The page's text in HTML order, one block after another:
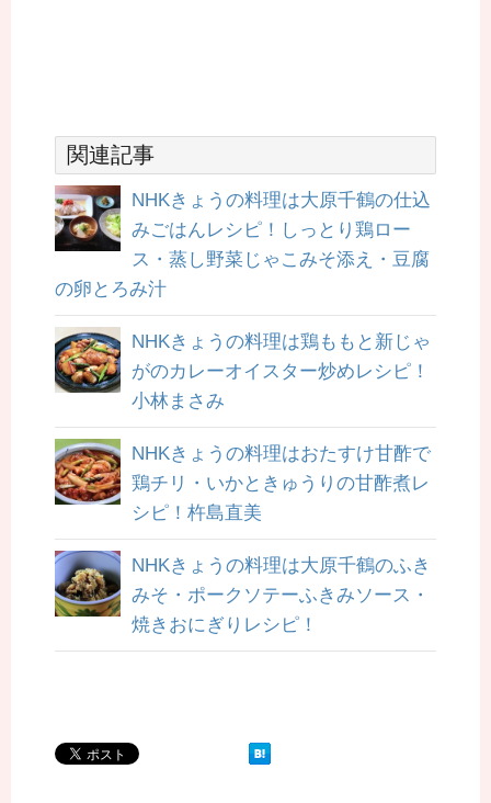
関連記事
NHKきょうの料理は大原千鶴の仕込
みごはんレシピ！しっとり鶏ロー
ス・蒸し野菜じゃこみそ添え・豆腐
の卵とろみ汁
NHKきょうの料理は鶏ももと新じゃ
がのカレーオイスター炒めレシピ！
小林まさみ
NHKきょうの料理はおたすけ甘酢で
鶏チリ・いかときゅうりの甘酢煮レ
シピ！杵島直美
NHKきょうの料理は大原千鶴のふき
みそ・ポークソテーふきみソース・
焼きおにぎりレシピ！